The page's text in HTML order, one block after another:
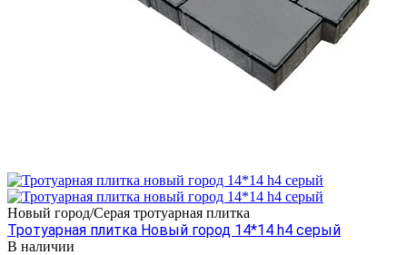
Новый город/Серая тротуарная плитка
Тротуарная плитка Новый город 14*14 h4 серый
В наличии